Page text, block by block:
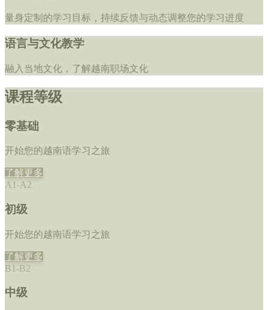
量身定制的学习目标，持续反馈与动态调整您的学习进度
语言与文化教学
融入当地文化，了解越南职场文化
课程等级
零基础
开始您的越南语学习之旅
了解更多
A1-A2
初级
开始您的越南语学习之旅
了解更多
B1-B2
中级